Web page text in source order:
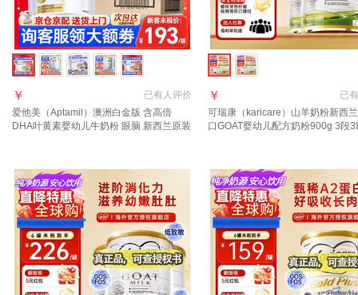
已有人评价
￥
爱他美（Aptamil）澳洲白金版 含高倍
DHA叶黄素婴幼儿牛奶粉 眼脑 新西兰原装
已有
￥
可瑞康（karicare）山羊奶粉新西
口GOAT婴幼儿配方奶粉900g 3段